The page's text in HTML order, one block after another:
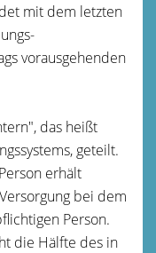
mit dem letzten
vorausgehenden
das heißt
geteilt.
erhält
bei dem
Person.
die Hälfte des in